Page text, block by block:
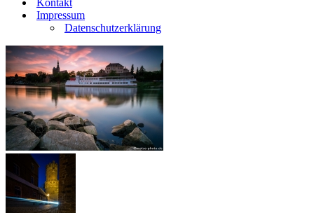
Kontakt
Impressum
Datenschutzerklärung